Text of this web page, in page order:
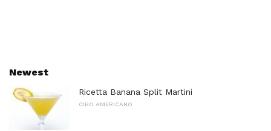
Newest
Ricetta Banana Split Martini
CIBO AMERICANO